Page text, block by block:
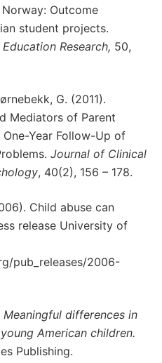
Outcome
student projects.
Research, 50,
G. (2011).
Mediators of Parent
Year Follow-Up of
Journal of Clinical
, 40(2), 156 – 178.
Child abuse can
release University of
pub_releases/2006-
Meaningful differences in
American children.
Publishing.